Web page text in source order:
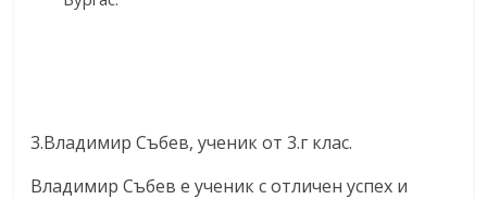
3.Владимир Събев, ученик от 3.г клас.
Владимир Събев е ученик с отличен успех и